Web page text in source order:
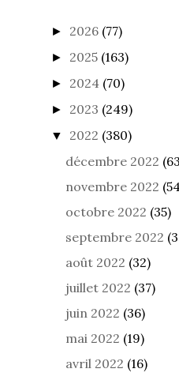
► 2026 (77)
► 2025 (163)
► 2024 (70)
► 2023 (249)
▼ 2022 (380)
décembre 2022
novembre 2022
octobre 2022 (35)
septembre 2022
août 2022 (32)
juillet 2022 (37)
juin 2022 (36)
mai 2022 (19)
avril 2022 (16)